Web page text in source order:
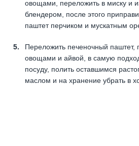
овощами, переложить в миску и
блендером, после этого
паштет перчиком и мускатным
Переложить печеночный паштет,
овощами и айвой, в самую
посуду, полить оставшимся
маслом и на хранение убрать в